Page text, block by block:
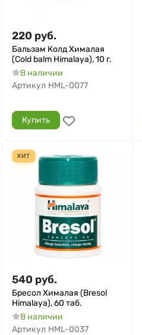
220 руб.
Бальзам Колд Хималая
(Cold balm Himalaya), 10 г.
В наличии
Артикул HML-0077
Купить
ХИТ
540 руб.
Бресол Хималая (Bresol
Himalaya), 60 таб.
В наличии
Артикул HML-0037